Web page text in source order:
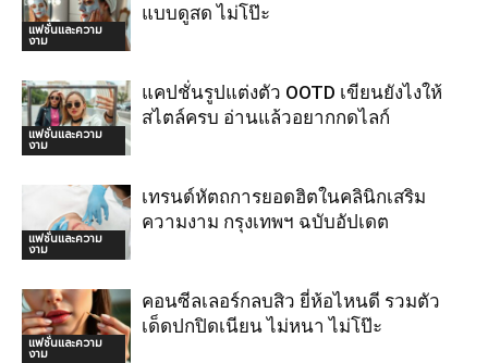
แฟชั่นและความ
งาม
แบบดูสด ไม่โป๊ะ
แฟชั่นและความ
งาม
แคปชั่นรูปแต่งตัว OOTD เขียนยังไงให้
สไตล์ครบ อ่านแล้วอยากกดไลก์
แฟชั่นและความ
งาม
เทรนด์หัตถการยอดฮิตในคลินิกเสริม
ความงาม กรุงเทพฯ ฉบับอัปเดต
แฟชั่นและความ
งาม
คอนซีลเลอร์กลบสิว ยี่ห้อไหนดี รวมตัว
เด็ดปกปิดเนียน ไม่หนา ไม่โป๊ะ